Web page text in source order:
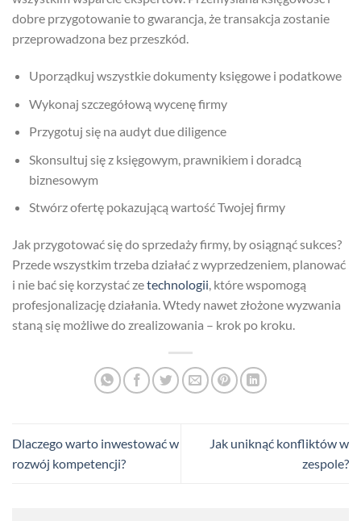
dobre przygotowanie to gwarancja, że transakcja zostanie
przeprowadzona bez przeszkód.
Uporządkuj wszystkie dokumenty księgowe i podatkowe
Wykonaj szczegółową wycenę firmy
Przygotuj się na audyt due diligence
Skonsultuj się z księgowym, prawnikiem i doradcą
biznesowym
Stwórz ofertę pokazującą wartość Twojej firmy
Jak przygotować się do sprzedaży firmy, by osiągnąć sukces?
Przede wszystkim trzeba działać z wyprzedzeniem, planować
i nie bać się korzystać zetechnologii, które wspomogą
profesjonalizację działania. Wtedy nawet złożone wyzwania
staną się możliwe do zrealizowania – krok po kroku.
Dlaczego warto inwestować w
rozwój kompetencji?
Jak uniknąć konfliktów w
zespole?